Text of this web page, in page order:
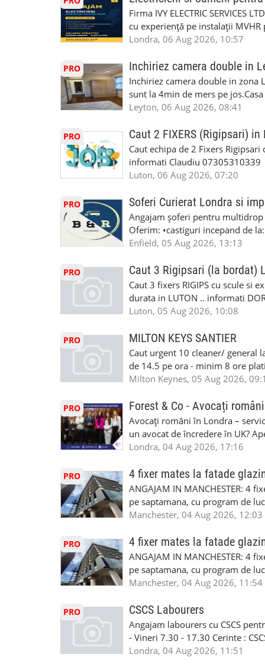
de locuri de muncă: cu normă
multe detalii la 020 3051 0506
te astăzi. Construiește-ți viitorul
repara in scurt timp si eficient
garaj auto care ofera orice tip de
Lucram cu Toate Garantiile si
iTP/MOT Masini Mici si Vanuri
Accident Management, Preluam
Masina la Schimb. ✅ Distributii
Geometrie Profesionala Roti
Explicatii. ✅ Suntem foarte buni
Reparam orice tip de masina
Masina de Drum Lung. ✅
Detailing Auto Interior/Exterior.
WhatsApp Text https://wa.link/
6HB
#AtelierAutoLondra
#RomanianGarageRepair
#RomanianMechanic
#MecaniciProfesionistiLondra
#mecanicmoldoveanlondra
Firma IVY ELECTRIC SERVICES
cu experiență pe instalații
obligatorii: 🔹 Full PPE
lucru constant ✅ Echipă
detalii și programare, trimiteți
Londra, 06 Aug 2026, 10:57
PRO Inchiriez camera double in
Inchiriez camera double in zona
sunt la 4min de mers pe
incluse.Cautam o persoana sau
seriozitate.Multumesc anticipat.
Leyton, 06 Aug 2026, 08:41
PRO Caut 2 FIXERS (Rigipsari) in
Caut echipa de 2 Fixers
informati Claudiu 07305310339
Luton, 06 Aug 2026, 07:20
PRO Soferi Curierat Londra si
Angajam șoferi pentru
Oferim: •castiguri incepand de
pentru cei platitori de VAT si
status obligatoriu •varsta
compania aplica pentru
•oferim: - training platit (3 zile-
nedeterminata. -full time/ part-
masinii). Acceptam cu permis
Enfield - Weybridge - Romford -
programari la interviu apelati
Enfield, 05 Aug 2026, 13:13
PRO Caut 3 Rigipsari (la bordat)
Caut 3 fixers RIGIPS cu scule si
durata in LUTON .. informati
Luton, 05 Aug 2026, 10:08
PRO MILTON KEYS SANTIER
Caut urgent 10 cleaner/ general
de 14.5 pe ora - minim 8 ore
la Amazon. Munca este usoara,
SAPTAMANALA Contact: +44
interesati
Milton Keynes, 05 Aug 2026,
PRO Forest & Co - Avocați
Avocați români în Londra –
un avocat de încredere în UK?
Solicitors, indiferent că ai nevoie
familiei (divorț, custodie, partaj)
Servicii pentru companii: •
• Imigrație pentru afaceri și
soluționarea disputelor 💡 De ce
standard ✔ Confidențialitate
790 689 Email:
www.fcos.co.uk 👉
Londra, 04 Aug 2026, 17:16
PRO 4 fixer mates la fatade
ANGAJAM IN MANCHESTER:
pe saptamana, cu program de
in perioada urmatoare. Cerinte:
Tariful se discuta direct, in
discutie este simpla: cine esti,
Prioritate au oamenii din
carora li se termina proiectul
oferta pe care sa o folositi la
WhatsApp: +44 7467 838 881
numele, experienta si data la
https://forms.gle/
T&D GLAZING AND
Manchester, 04 Aug 2026, 12:03
PRO 4 fixer mates la fatade
ANGAJAM IN MANCHESTER:
pe saptamana, cu program de
in perioada urmatoare. Cerinte:
Tariful se discuta direct, in
discutie este simpla: cine esti,
Prioritate au oamenii din
carora li se termina proiectul
Manchester, 04 Aug 2026, 11:54
PRO CSCS Labourers
Angajam labourers cu CSCS
- Vineri 7.30 - 17.30 Cerinte :
Londra, 04 Aug 2026, 11:51